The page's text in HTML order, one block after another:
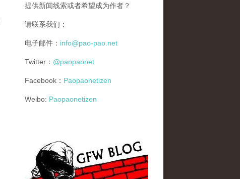
提供新闻线索或者希望成为作者？
请联系我们：
电子邮件： info@pao-pao.net
Twitter： @paopaonet
Facebook： Paopaonetizen
Weibo: Paopaonetizen
gfw_blog_small.jpg